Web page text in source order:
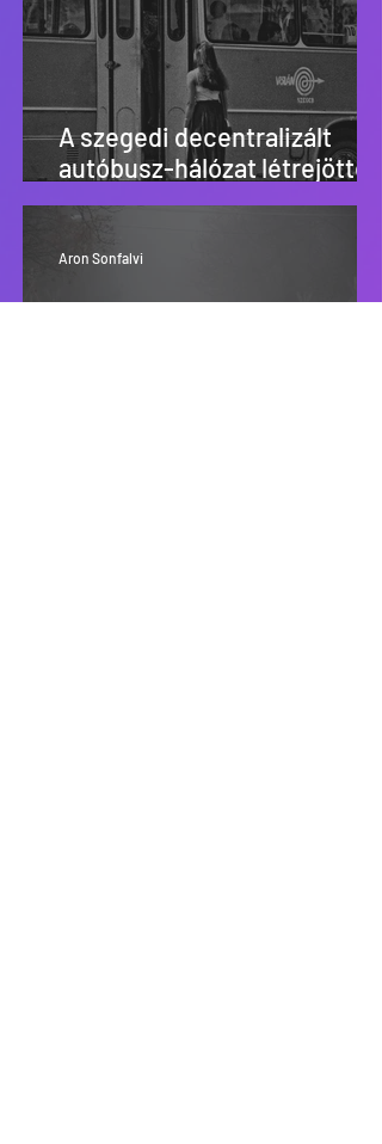
A szegedi decentralizált
autóbusz-hálózat létrejötte
és átalakulásai
Aron Sonfalvi